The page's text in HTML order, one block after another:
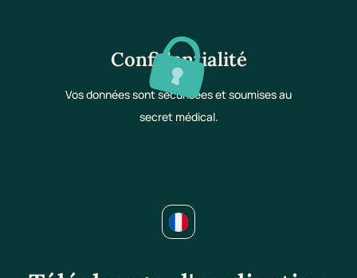
Confidentialité
Vos données sont sécurisées et soumises au
secret médical.